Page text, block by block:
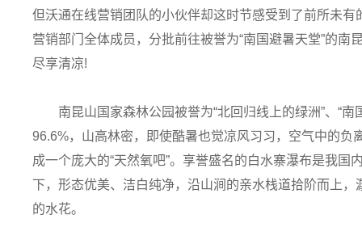
但沃通在线营销团队的小伙伴却这时节感受到了前所未
营销部门全体成员，分批前往被誉为“南国避暑天堂”的
尽享清凉!
南昆山国家森林公园被誉为“北回归线上的绿洲”、“
96.6%，山高林密，即使酷暑也觉凉风习习，空气中的负
成一个庞大的“天然氧吧”。享誉盛名的白水寨瀑布是我
下，形态优美、洁白纯净，沿山涧的亲水栈道拾阶而上
的水花。